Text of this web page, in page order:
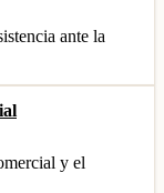
ante la
y el